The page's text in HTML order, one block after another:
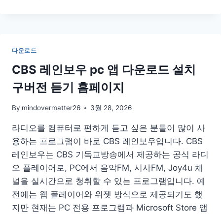
드
다운로드
CBS 레인보우 pc 앱 다운로드 설치
구버전 듣기 홈페이지
By mindovermatter26 3월 28, 2026
라디오를 컴퓨터로 편하게 듣고 싶은 분들이 많이 사
용하는 프로그램이 바로 CBS 레인보우입니다. CBS
레인보우는 CBS 기독교방송에서 제공하는 공식 라디
오 플레이어로, PC에서 음악FM, 시사FM, Joy4u 채
널을 실시간으로 청취할 수 있는 프로그램입니다. 예
전에는 웹 플레이어와 위젯 방식으로 제공되기도 했
지만 현재는 PC 전용 프로그램과 Microsoft Store 앱